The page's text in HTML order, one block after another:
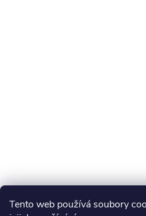
Tento web používá soubory